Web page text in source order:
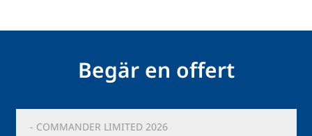
Begär en offert